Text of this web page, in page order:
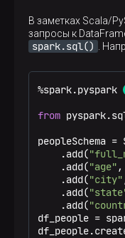
В заметках Scala/
запросы к
spark.sql() .
%spark.pyspark
from
peopleSchema
    .add(
    .add(
"age" ,
    .add(
"city"
    .add(
    .add(
df_people =